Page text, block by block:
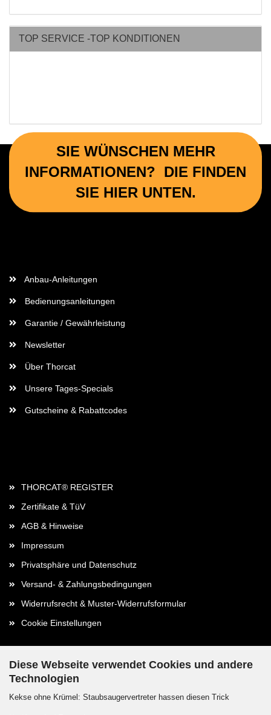
Diese Webseite verwendet Cookies und andere
Technologien
Kekse ohne Krümel: Staubsaugervertreter hassen diesen Trick
TOP SERVICE -TOP KONDITIONEN
SIE WÜNSCHEN MEHR
INFORMATIONEN? DIE FINDEN
SIE HIER UNTEN.
Anbau-Anleitungen
Bedienungsanleitungen
Garantie / Gewährleistung
Newsletter
Über Thorcat
Unsere Tages-Specials
Gutscheine & Rabattcodes
THORCAT® REGISTER
Zertifikate & TüV
AGB & Hinweise
Impressum
Privatsphäre und Datenschutz
Versand- & Zahlungsbedingungen
Widerrufsrecht & Muster-Widerrufsformular
Cookie Einstellungen
Kontaktdaten